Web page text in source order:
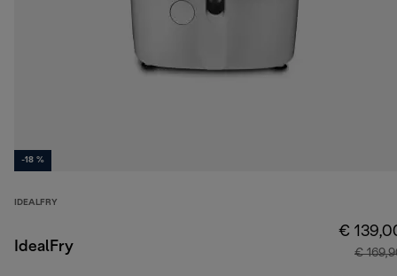
-18 %
IDEALFRY
IdealFry
€
€